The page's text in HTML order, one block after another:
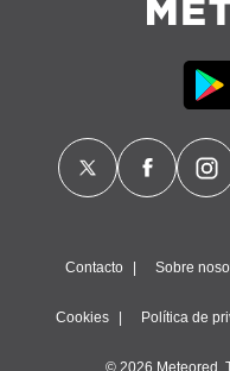
Contacto Sobre
Cookies Política de
© 2026 Meteored.